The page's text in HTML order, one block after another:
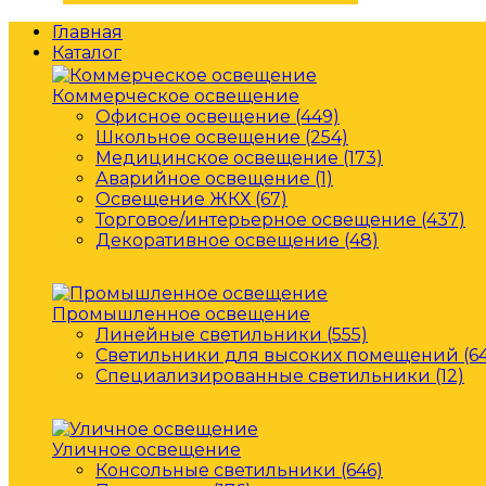
Главная
Каталог
Коммерческое освещение
Офисное освещение (449)
Школьное освещение (254)
Медицинское освещение (173)
Аварийное освещение (1)
Освещение ЖКХ (67)
Торговое/интерьерное освещение (437)
Декоративное освещение (48)
Промышленное освещение
Линейные светильники (555)
Светильники для высоких помещений
Специализированные светильники (12)
Уличное освещение
Консольные светильники (646)